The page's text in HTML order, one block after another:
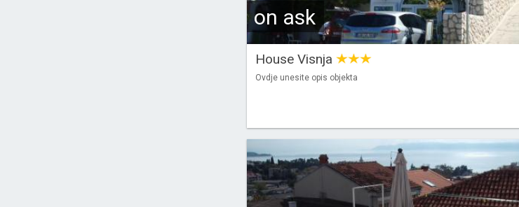
on ask
House Visnja
Ovdje unesite opis objekta